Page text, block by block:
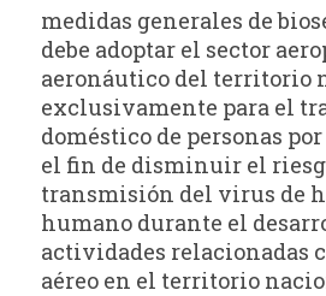
medidas generales de
debe adoptar el sector
aeronáutico del territorio
exclusivamente para el
doméstico de personas
el fin de disminuir el
transmisión del virus de
humano durante el
actividades relacionadas
aéreo en el territorio